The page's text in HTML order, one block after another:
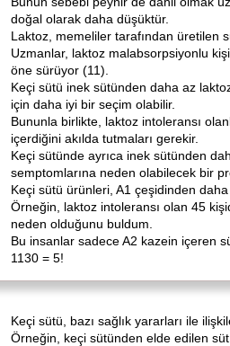
doğal olarak daha düşüktür.
Laktoz, memeliler tarafından üretilen
Uzmanlar, laktoz malabsorpsiyonlu
öne sürüyor (11).
Keçi sütü inek sütünden daha az
için daha iyi bir seçim olabilir.
Bununla birlikte, laktoz intoleransı
içerdiğini akılda tutmaları gerekir.
Keçi sütünde ayrıca inek sütünden
semptomlarına neden olabilecek bir
Keçi sütü ürünleri, A1 çeşidinden
Örneğin, laktoz intoleransı olan 45
neden olduğunu buldum.
Bu insanlar sadece A2 kazein içeren
1130 = 5!
Keçi sütü, bazı sağlık yararları ile
Örneğin, keçi sütünden elde edilen